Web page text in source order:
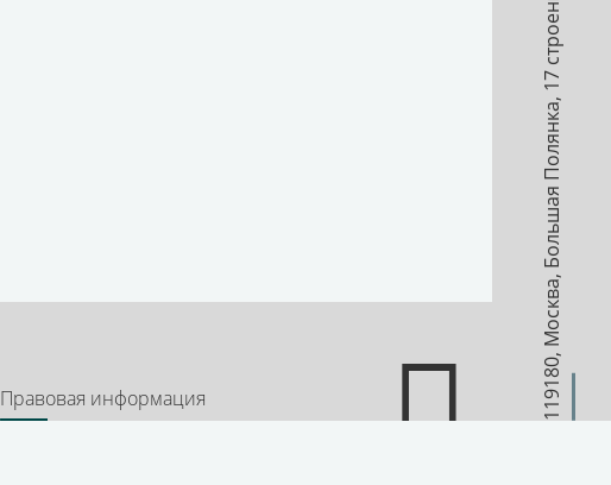
119180
,
Москва
,
Большая Полянка
,
17 строение 1
Правовая информация